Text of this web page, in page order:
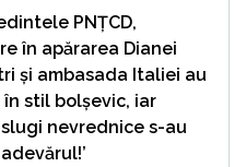
PNȚCD,
în apărarea Dianei
și ambasada Italiei au
stil bolșevic, iar
nevrednice s-au